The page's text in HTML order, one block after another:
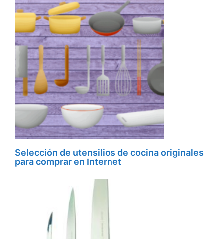
Selección de utensilios de cocina originales
para comprar en Internet